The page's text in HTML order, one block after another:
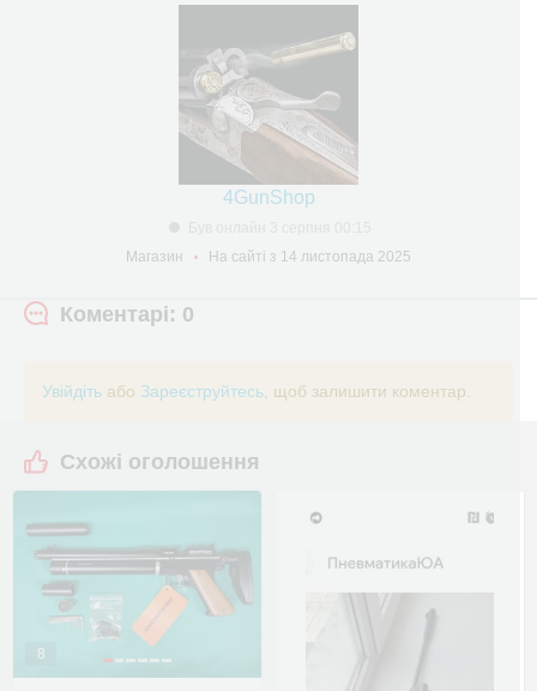
4GunShop
Магазин
На сайті з 14 листопада 2025
Коментарі: 0
Увійдіть або Зареєструйтесь , щоб залишити коментар.
Схожі оголошення
8